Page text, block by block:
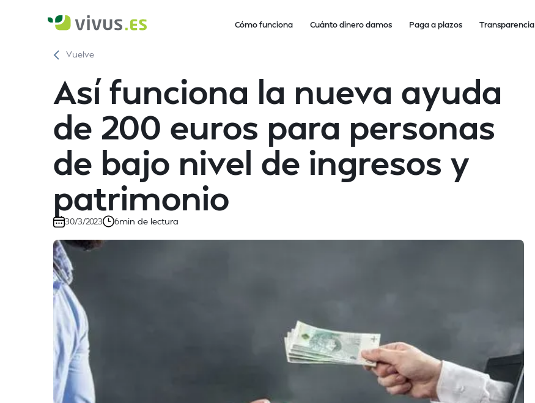
Cómo funciona Cuánto dinero damos Paga a plazos Transparencia
Vuelve
Así funciona la nueva ayuda
de 200 euros para personas
de bajo nivel de ingresos y
patrimonio
30/3/2023 6min de lectura